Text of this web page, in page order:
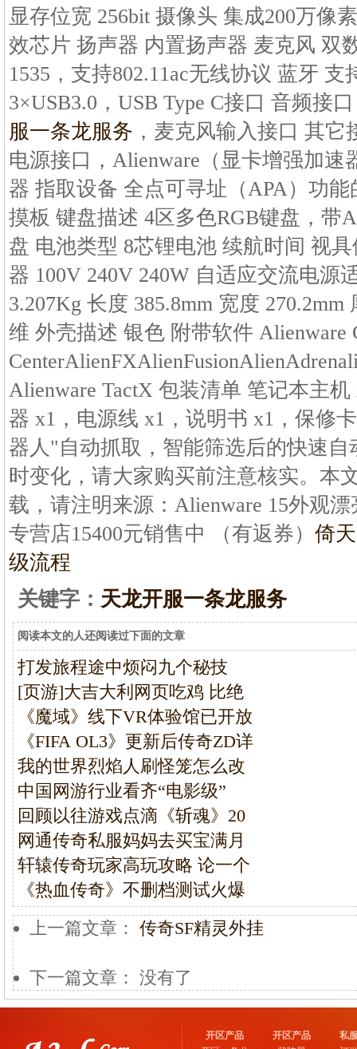
显存位宽 256bit 摄像头 集成200万像
效芯片 扬声器 内置扬声器 麦克风 双
1535，支持802.11ac无线协议 蓝牙
3×USB3.0，USB Type C接口 音频接
服一条龙服务 ，麦克风输入接口 其它
电源接口，Alienware（显卡增强加速
器 指取设备 全点可寻址（APA）功
摸板 键盘描述 4区多色RGB键盘，带
盘 电池类型 8芯锂电池 续航时间 视
器 100V 240V 240W 自适应交流电源
3.207Kg 长度 385.8mm 宽度
维 外壳描述 银色 附带软件 Alienware
Alienware TactX 包装清单 笔记本主
器 x1，电源线 x1，说明书 x1，保修
器人"自动抓取，智能筛选后的快速
时变化，请大家购买前注意核实。本
载，请注明来源：Alienware 15外观
专营店15400元销售中 （有返券） 倚
级流程
关键字： 天龙开服一条龙服务
阅读本文的人还阅读过下面的文章
打发旅程途中烦闷九个秘技
[页游]大吉大利网页吃鸡 比绝
《魔域》线下VR体验馆已开放
《FIFA OL3》更新后传奇ZD详
我的世界烈焰人刷怪笼怎么改
中国网游行业看齐“电影级”
回顾以往游戏点滴《斩魂》20
网通传奇私服妈妈去买宝满月
轩辕传奇玩家高玩攻略 论一个
《热血传奇》不删档测试火爆
上一篇文章： 传奇SF精灵外挂
下一篇文章： 没有了
开区产品
开区产品
私